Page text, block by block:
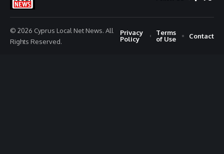
© 2026 Cyprus Local Net News. All
Rights Reserved.
Privacy
Policy
Terms
of Use
Contact